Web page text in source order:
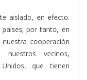
aislado, en efecto.
por tanto, en
cooperación
vecinos,
que tienen